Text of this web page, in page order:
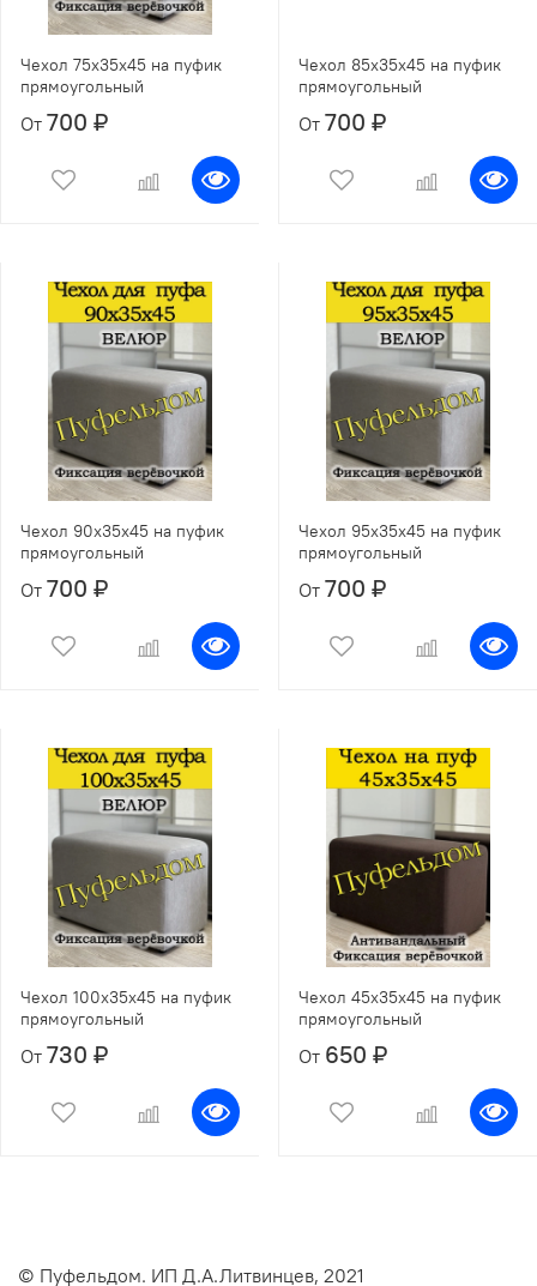
Чехол 75х35х45 на пуфик
прямоугольный
От 700 ₽
Чехол 85х35х45 на пуфик
прямоугольный
От 700 ₽
Чехол 90х35х45 на пуфик
прямоугольный
От 700 ₽
Чехол 95х35х45 на пуфик
прямоугольный
От 700 ₽
Чехол 100х35х45 на пуфик
прямоугольный
От 730 ₽
Чехол 45х35х45 на пуфик
прямоугольный
От 650 ₽
© Пуфельдом. ИП Д.А.Литвинцев, 2021